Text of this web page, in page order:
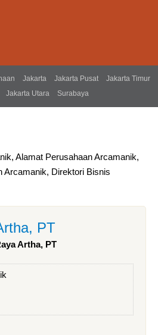
Jakarta Jakarta Pusat
Jakarta Timur
Jakarta Utara Surabaya
Alamat Perusahaan Arcamanik,
Arcamanik, Direktori Bisnis
PT
Artha, PT